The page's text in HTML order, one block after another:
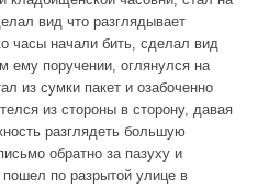
вид что разглядывает
часы начали бить, сделал вид
ему поручении, оглянулся на
из сумки пакет и озабоченно
из стороны в сторону, давая
разглядеть большую
обратно за пазуху и
пошел по разрытой улице в